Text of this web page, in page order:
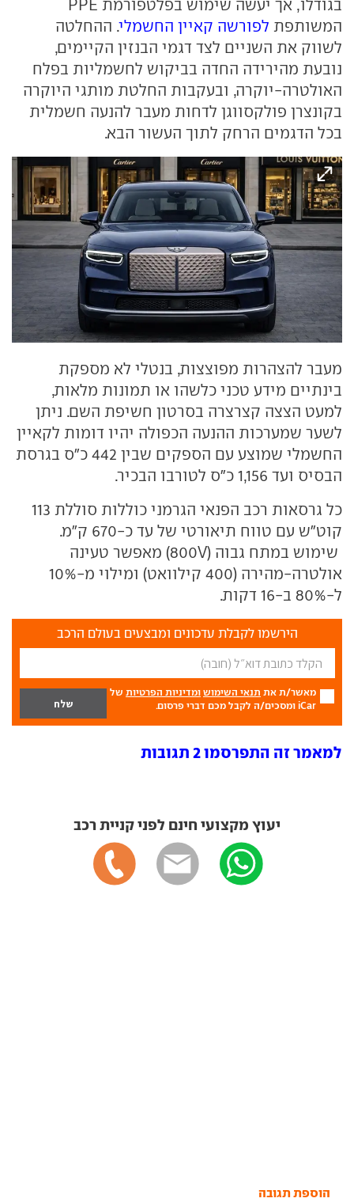
בגודלו, אך יעשה שימוש בפלטפורמת PPE
המשותפת לפורשה קאיין החשמלי. ההחלטה
לשווק את השניים לצד דגמי הבנזין הקיימים,
נובעת מהירידה החדה בביקוש לחשמליות בפלח
האולטרה-יוקרה, ובעקבות החלטת מותגי היוקרה
בקונצרן פולקסווגן לדחות מעבר להנעה חשמלית
בכל הדגמים הרחק לתוך העשור הבא.
מעבר להצהרות מפוצצות, בנטלי לא מספקת
בינתיים מידע טכני כלשהו או תמונות מלאות,
למעט הצצה קצרצרה בסרטון חשיפת השם. ניתן
לשער שמערכות ההנעה הכפולה יהיו דומות לקאיין
החשמלי שמוצע עם הספקים שבין 442 כ"ס בגרסת
הבסיס ועד 1,156 כ"ס לטורבו הבכיר.
כל גרסאות רכב הפנאי הגרמני כוללות סוללת 113
קוט"ש עם טווח תיאורטי של עד כ-670 ק"מ.
שימוש במתח גבוה (800V) מאפשר טעינה
אולטרה-מהירה (400 קילוואט) ומילוי מ-10%
ל-80% ב-16 דקות.
הירשמו לקבלת עדכונים ומבצעים בעולם הרכב
מאשר/ת את תנאי השימוש ומדיניות הפרטיות של
iCar ומסכים/ה לקבל מכם דברי פרסום.
למאמר זה התפרסמו 2 תגובות
יעוץ מקצועי חינם לפני קניית רכב
הוספת תגובה